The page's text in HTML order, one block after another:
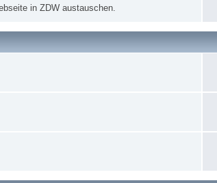
in ZDW austauschen.